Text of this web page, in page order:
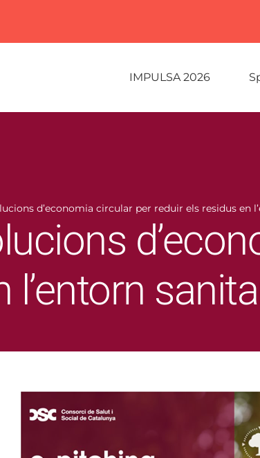
IMPULSA 2026
d’economia circular per reduir els residus en
l’entorn